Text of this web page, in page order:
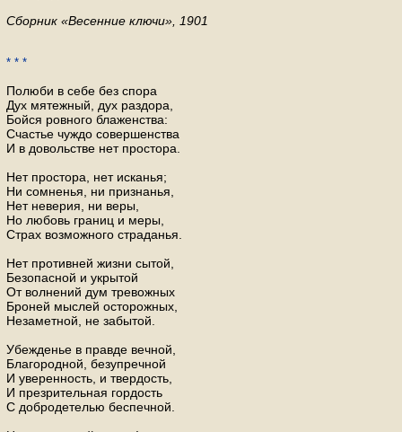
Сборник «Весенние ключи», 1901
* * *
По­лю­би в себе без спора
Дух мя­теж­ный, дух раз­до­ра,
Бойся ров­но­го бла­жен­ства:
Сча­стье чуждо со­вер­шен­ства
И в до­воль­стве нет про­сто­ра.
Нет про­сто­ра, нет ис­ка­нья;
Ни со­мне­нья, ни при­зна­нья,
Нет неве­рия, ни веры,
Но лю­бовь гра­ниц и меры,
Страх воз­мож­но­го стра­да­нья.
Нет про­тив­ней жизни сытой,
Без­опас­ной и укры­той
От вол­не­ний дум тре­вож­ных
Бро­ней мыс­лей осто­рож­ных,
Неза­мет­ной, не за­бы­той.
Убеж­де­нье в прав­де веч­ной,
Бла­го­род­ной, без­упреч­ной
И уве­рен­ность, и твер­дость,
И пре­зри­тель­ная гор­дость
С доб­ро­де­те­лью бес­печ­ной.